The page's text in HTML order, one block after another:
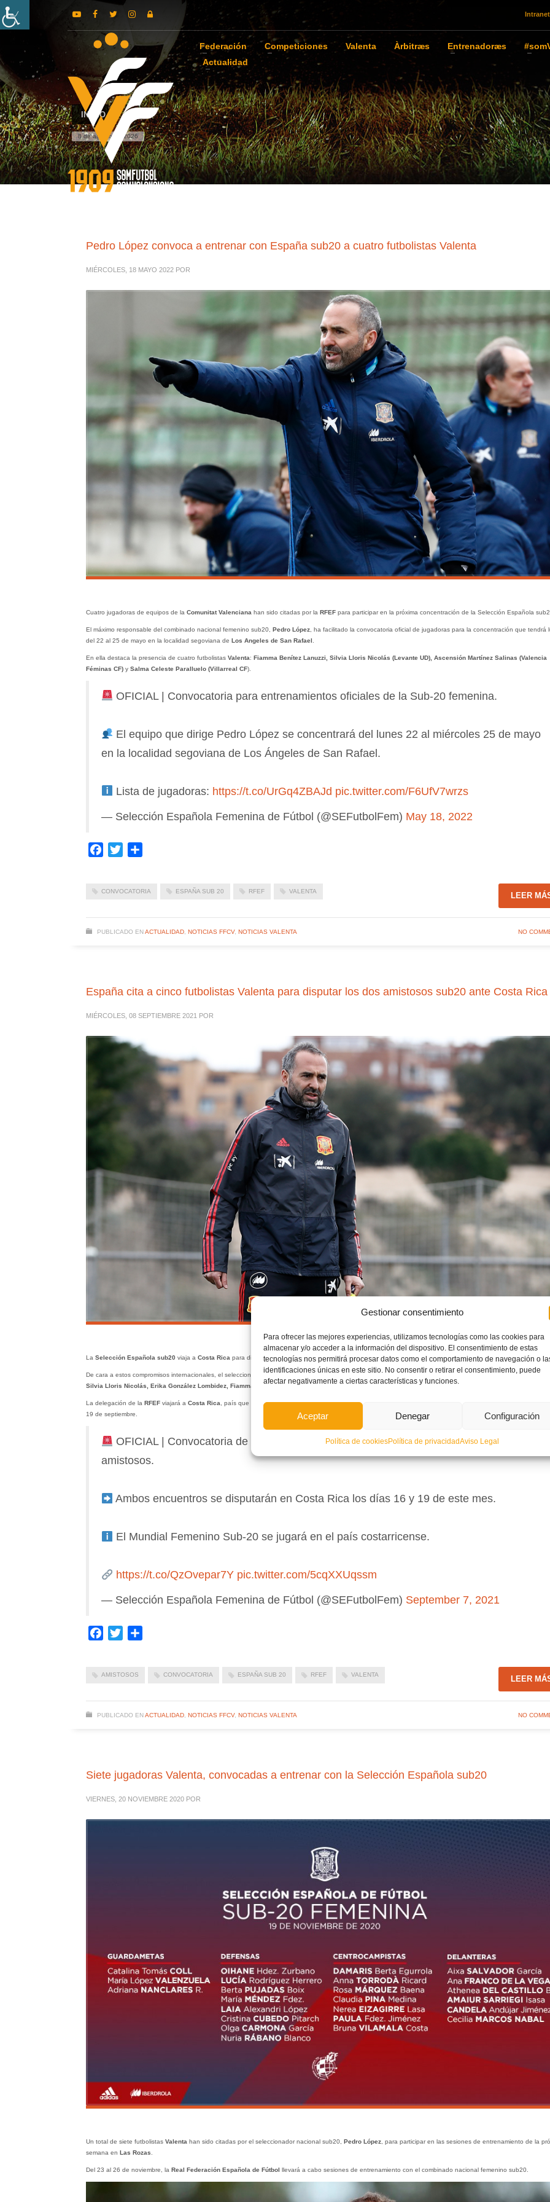
Gestionar consentimiento
Para ofrecer las mejores experiencias, utilizamos tecnologías como las cookies para
almacenar y/o acceder a la información del dispositivo. El consentimiento de estas
tecnologías nos permitirá procesar datos como el comportamiento de navegación o
identificaciones únicas en este sitio. No consentir o retirar el consentimiento, puede
afectar negativamente a ciertas características y funciones.
Aceptar Denegar Configuración
Política de cookiesPolítica de privacidadAviso Legal
Intranet
Federación Competiciones Valenta Àrbitræs Entrenadoræs
Actualidad
INICIO
8 de agosto de 2026
Pedro López convoca a entrenar con España sub20 a cuatro futbolistas Valenta
MIÉRCOLES, 18 MAYO 2022 POR
Cuatro jugadoras de equipos de la Comunitat Valenciana han sido citadas por la RFEF para participar en la próxima concentración de la Selección Española
El máximo responsable del combinado nacional femenino sub20, Pedro López, ha facilitado la convocatoria oficial de jugadoras para la concentración que tendrá
del 22 al 25 de mayo en la localidad segoviana de Los Angeles de San Rafael
En ella destaca la presencia de cuatro futbolistas Valenta: Fiamma Benítez Lanuzzi, Silvia Lloris Nicolás (Levante UD), Ascensión Martínez Salinas (Valencia
Féminas CF)y Salma Celeste Paralluelo (Villarreal CF).
OFICIAL | Convocatoria para entrenamientos oficiales de la Sub-20 femenina.
El equipo que dirige Pedro López se concentrará del lunes 22 al miércoles 25 de mayo
en la localidad segoviana de Los Ángeles de San Rafael.
Lista de jugadoras: https://t.co/UrGq4ZBAJd pic.twitter.com/F6UfV7wrzs
— Selección Española Femenina de Fútbol (@SEFutbolFem) May 18, 2022
Facebook
Twitter
CONVOCATORIA ESPAÑA SUB 20 RFEF VALENTA LEER
PUBLICADO EN ACTUALIDAD, NOTICIAS FFCV, NOTICIAS VALENTA NO
España cita a cinco futbolistas Valenta para disputar los dos amistosos sub20 ante Costa Rica
MIÉRCOLES, 08 SEPTIEMBRE 2021 POR
La Selección Española sub20 viaja aCosta Ricapara disputar dos amistosos con la presencia en la convocatoria de hasta cinco futbolistas Valenta.
De cara a estos compromisos internacionales, el seleccionador de la categoría,Pedro López , ha citado a un total de cinco jugadorasValenta:María López
Silvia Lloris Nicolás, Erika González Lombidez, Fiamma Benítez Ianuzzi(Levante UD ) yAscensión Martínez Salinas(Valencia CF
La delegación de la RFEF viajará a Costa Rica, país que acoge elMundialdel próximo año, para enfrentarse en un doble duelo a la Selección anfitriona los días
19 de septiembre.
OFICIAL | Convocatoria de la Selección femenina Sub-20 para los dos próximos partidos
amistosos.
Ambos encuentros se disputarán en Costa Rica los días 16 y 19 de este mes.
El Mundial Femenino Sub-20 se jugará en el país costarricense.
https://t.co/QzOvepar7Y pic.twitter.com/5cqXXUqssm
— Selección Española Femenina de Fútbol (@SEFutbolFem) September 7, 2021
Facebook
Twitter
AMISTOSOS CONVOCATORIA ESPAÑA SUB 20 RFEF VALENTA LEER
PUBLICADO EN ACTUALIDAD, NOTICIAS FFCV, NOTICIAS VALENTA NO
Siete jugadoras Valenta, convocadas a entrenar con la Selección Española sub20
VIERNES, 20 NOVIEMBRE 2020 POR
Un total de siete futbolistas Valenta han sido citadas por el seleccionador nacional sub20, Pedro López, para participar en las sesiones de entrenamiento de la
semana en Las Rozas
Del 23 al 26 de noviembre, la Real Federación Española de Fútbol llevará a cabo sesiones de entrenamiento con el combinado nacional femenino sub20.